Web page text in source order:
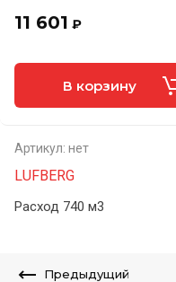
11 601 ₽
В корзину
Артикул: нет
LUFBERG
Расход 740 м3
Предыдущий